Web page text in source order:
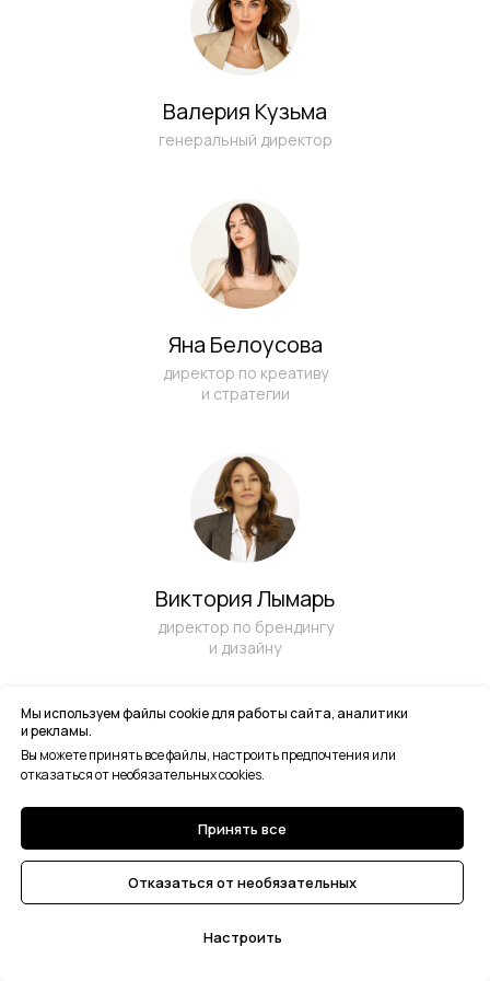
Мы используем файлы cookie для работы сайта, аналитики
и рекламы.
Вы можете принять все файлы, настроить предпочтения или
отказаться от необязательных cookies.
Принять все
Отказаться от необязательных
Настроить
Валерия Кузьма
генеральный директор
Яна Белоусова
директор по креативу
и стратегии
Виктория Лымарь
директор по брендингу
и дизайну
Владислав
Скоробогатов
старший дизайнер